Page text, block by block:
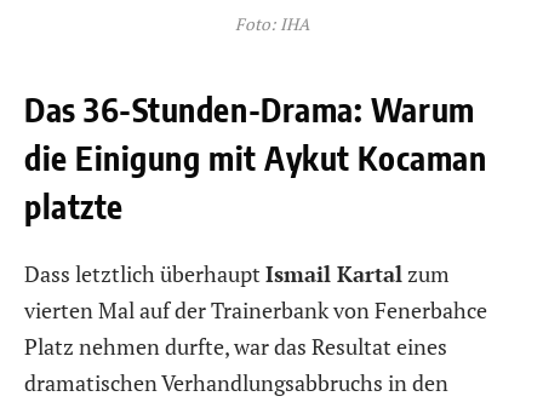
Foto: IHA
Das 36-Stunden-Drama: Warum
die Einigung mit Aykut Kocaman
platzte
Dass letztlich überhaupt Ismail Kartal zum
vierten Mal auf der Trainerbank von Fenerbahce
Platz nehmen durfte, war das Resultat eines
dramatischen Verhandlungsabbruchs in den